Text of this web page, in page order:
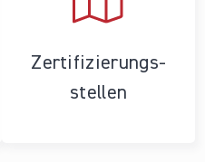
Zertifizierungs­
stellen